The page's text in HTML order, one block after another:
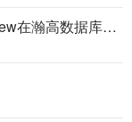
[SqlSugar] SqlFunc.CharIndexNew在瀚高数据库下，生成的sql语句strpos参数有问题 -